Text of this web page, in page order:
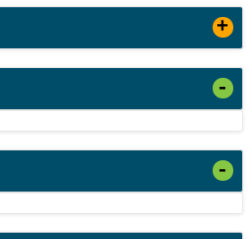
+
-
-